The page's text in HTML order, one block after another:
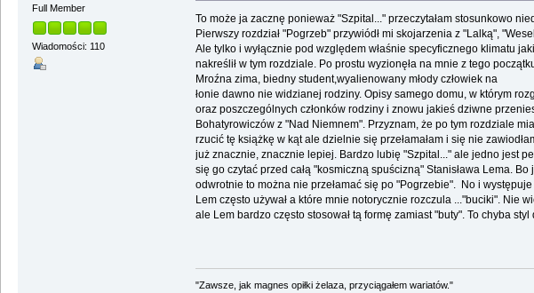
Full Member
Wiadomości: 110
To może ja zacznę ponieważ "Szpital..." przeczytałam stosunkowo
Pierwszy rozdział "Pogrzeb" przywiódł mi skojarzenia z "Lalką",
Ale tylko i wyłącznie pod względem właśnie specyficznego klimatu
nakreślił w tym rozdziale. Po prostu wyzionęła na mnie z tego
Mroźna zima, biedny student,wyalienowany młody człowiek na
łonie dawno nie widzianej rodziny. Opisy samego domu, w którym
oraz poszczególnych członków rodziny i znowu jakieś dziwne
Bohatyrowiczów z "Nad Niemnem". Przyznam, że po tym rozdziale
rzucić tę książkę w kąt ale dzielnie się przełamałam i się nie
już znacznie, znacznie lepiej. Bardzo lubię "Szpital..." ale jedno jest
się go czytać przed całą "kosmiczną spuścizną" Stanisława Lema. Bo
odwrotnie to można nie przełamać się po "Pogrzebie". No i występuje
Lem często używał a które mnie notorycznie rozczula ..."buciki". Nie
ale Lem bardzo często stosował tą formę zamiast "buty". To chyba
"Zawsze, jak magnes opiłki żelaza, przyciągałem wariatów."